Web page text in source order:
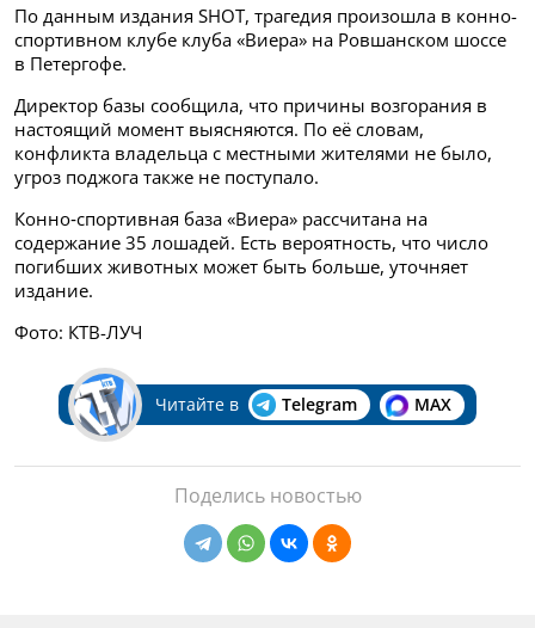
По данным издания SHOT, трагедия произошла в конно-
спортивном клубе клуба «Виера» на Ровшанском шоссе
в Петергофе.
Директор базы сообщила, что причины возгорания в
настоящий момент выясняются. По её словам,
конфликта владельца с местными жителями не было,
угроз поджога также не поступало.
Конно‑спортивная база «Виера» рассчитана на
содержание 35 лошадей. Есть вероятность, что число
погибших животных может быть больше, уточняет
издание.
Фото: КТВ-ЛУЧ
Читайте в Telegram MAX
Поделись новостью